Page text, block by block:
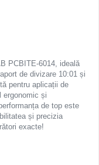
PCBITE-6014, ideală
de divizare 10:01 și
pentru aplicații de
ergonomic și
de top este
și precizia
exacte!